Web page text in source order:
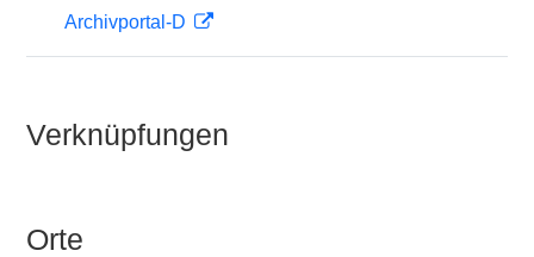
Archivportal-D
Verknüpfungen
Orte